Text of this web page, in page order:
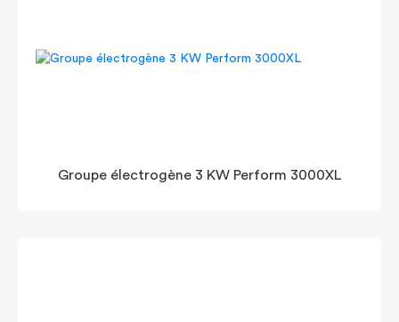
Groupe électrogène 3 KW Perform 3000XL